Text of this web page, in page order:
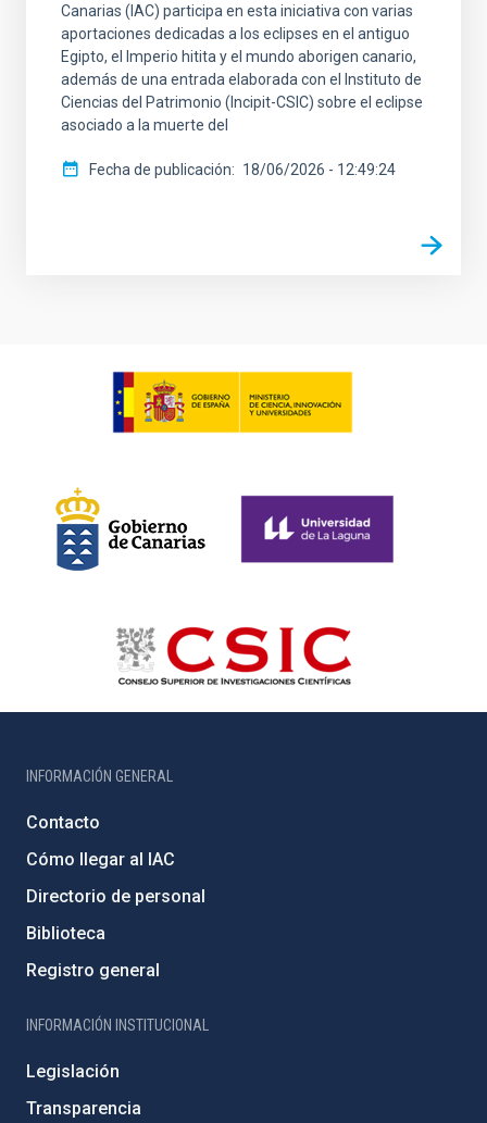
Canarias (IAC) participa en esta iniciativa con varias
aportaciones dedicadas a los eclipses en el antiguo
Egipto, el Imperio hitita y el mundo aborigen canario,
además de una entrada elaborada con el Instituto de
Ciencias del Patrimonio (Incipit-CSIC) sobre el eclipse
asociado a la muerte del
Fecha de publicación 18/06/2026 - 12:49:24
INFORMACIÓN GENERAL
Contacto
Cómo llegar al IAC
Directorio de personal
Biblioteca
Registro general
INFORMACIÓN INSTITUCIONAL
Legislación
Transparencia